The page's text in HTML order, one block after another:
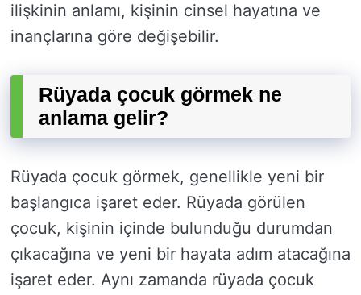
ilişkinin anlamı, kişinin cinsel hayatına ve
inançlarına göre değişebilir.
Rüyada çocuk görmek ne
anlama gelir?
Rüyada çocuk görmek, genellikle yeni bir
başlangıca işaret eder. Rüyada görülen
çocuk, kişinin içinde bulunduğu durumdan
çıkacağına ve yeni bir hayata adım atacağına
işaret eder. Aynı zamanda rüyada çocuk